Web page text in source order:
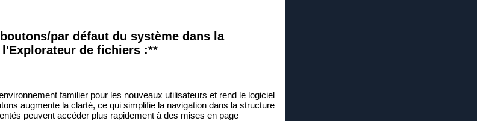
par défaut du système dans la
de fichiers :**
familier pour les nouveaux utilisateurs et rend le logiciel
augmente la clarté, ce qui simplifie la navigation dans la structure
peuvent accéder plus rapidement à des mises en page